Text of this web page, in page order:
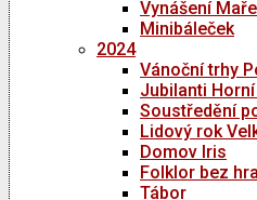
Vynášení
Minibáleček
2024
Vánoční trhy
Jubilanti
Soustředění
Lidový rok
Domov Iris
Folklor bez
Tábor